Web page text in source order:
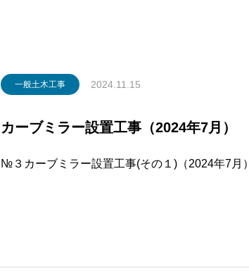
一般土木工事 2024.11.15
カーブミラー設置工事（2024年7月）
№３カーブミラー設置工事(その１)（2024年7月）